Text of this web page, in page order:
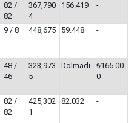
82 /
82
367,790
4
156.419 -
9 / 8 448,675 59.448 -
48 /
46
323,973
5
Dolmadı
₺165.00
0
82 /
82
425,302
1
82.032 -